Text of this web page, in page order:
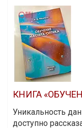
КНИГА
Уникальность
доступно